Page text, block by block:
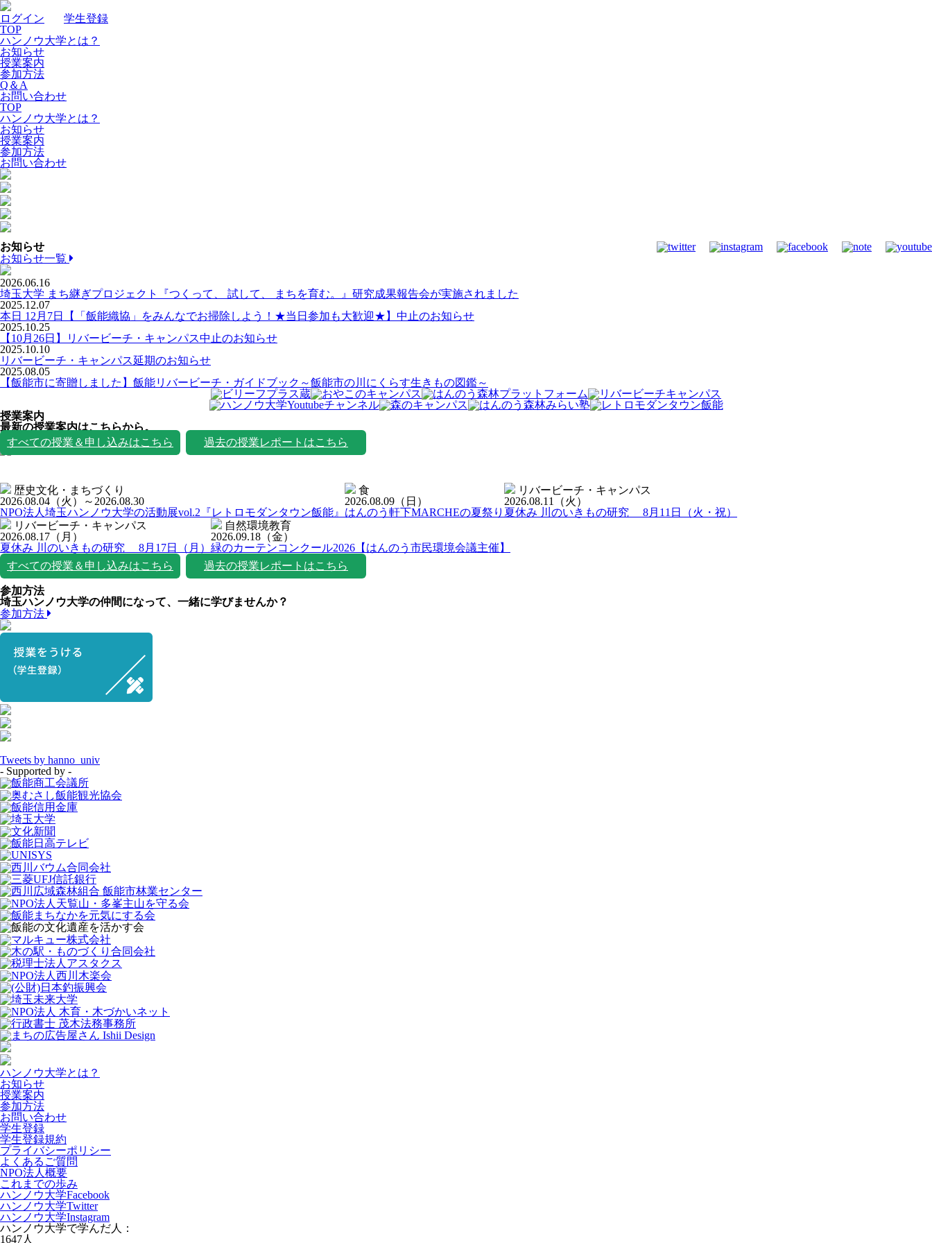
ログイン
学生登録
TOP
ハンノウ大学とは？
お知らせ
授業案内
参加方法
Q＆A
お問い合わせ
TOP
ハンノウ大学とは？
お知らせ
授業案内
参加方法
お問い合わせ
お知らせ
お知らせ一覧
2026.06.16
埼玉大学 まち継ぎプロジェクト『つくって、 試して、 まちを育む。』研究成果報告会が実施されました
2025.12.07
本日 12月7日【「飯能織協」をみんなでお掃除しよう！★当日参加も大歓迎★】中止のお知らせ
2025.10.25
【10月26日】リバービーチ・キャンパス中止のお知らせ
2025.10.10
リバービーチ・キャンパス延期のお知らせ
2025.08.05
【飯能市に寄贈しました】飯能リバービーチ・ガイドブック～飯能市の川にくらす生きもの図鑑～
授業案内
最新の授業案内はこちらから。
授業一覧
すべての授業＆申し込みはこちら 過去の授業レポートはこちら
歴史文化・まちづくり
2026.08.04 （火）
～2026.08.30
NPO法人埼玉ハンノウ大学の活動展vol.2『レトロモダンタウン飯能』
食
2026.08.09 （日）
はんのう軒下MARCHEの夏祭り
リバービーチ・キャンパス
2026.08.11
（火）
夏休み 川のいきもの研究 8月11日（火・祝）
リバービーチ・キャンパス
2026.08.17 （月）
夏休み 川のいきもの研究 8月17日（月）
自然環境教育
2026.09.18 （金）
緑のカーテンコンクール2026【はんのう市民環境会議主催】
すべての授業＆申し込みはこちら
過去の授業レポートはこちら
参加方法
埼玉ハンノウ大学の仲間になって、一緒に学びませんか？
参加方法
Tweets by hanno_univ
- Supported by -
ハンノウ大学とは？
お知らせ
授業案内
参加方法
お問い合わせ
学生登録
学生登録規約
プライバシーポリシー
よくあるご質問
NPO法人概要
これまでの歩み
ハンノウ大学Facebook
ハンノウ大学Twitter
ハンノウ大学Instagram
ハンノウ大学で学んだ人：
1647人